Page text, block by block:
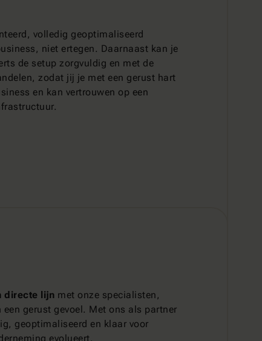
volledig geoptimaliseerd
niet ertegen. Daarnaast kan je
de setup zorgvuldig en met de
zodat jij je met een gerust hart
en kan vertrouwen op een
directe lijn met onze specialisten,
gerust gevoel. Met ons als partner
geoptimaliseerd en klaar voor
evolueert.